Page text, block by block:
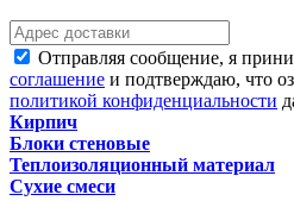
Отправляя сообщение, я
соглашение и подтверждаю, что
политикой конфиденциальности
Кирпич
Блоки стеновые
Теплоизоляционный материал
Сухие смеси